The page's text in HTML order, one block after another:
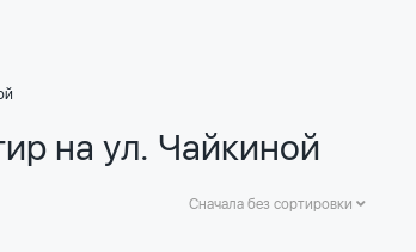
на ул. Чайкиной
Сначала без сортировки